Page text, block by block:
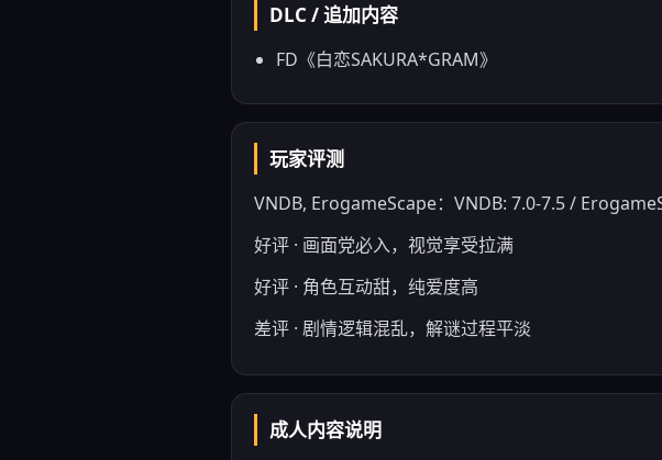
DLC / 追加内容
FD《白恋SAKURA*GRAM》
玩家评测
VNDB, ErogameScape：VNDB: 7.0-7.5 /
好评 · 画面党必入，视觉享受拉满
好评 · 角色互动甜，纯爱度高
差评 · 剧情逻辑混乱，解谜过程平淡
成人内容说明